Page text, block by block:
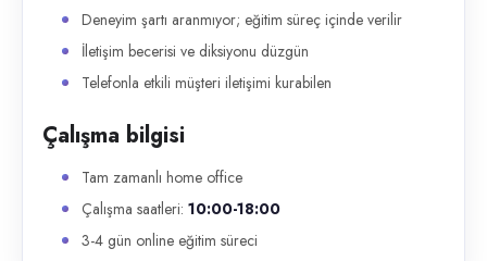
Deneyim şartı aranmıyor; eğitim süreç içinde verilir
İletişim becerisi ve diksiyonu düzgün
Telefonla etkili müşteri iletişimi kurabilen
Çalışma bilgisi
Tam zamanlı home office
Çalışma saatleri: 10:00-18:00
3-4 gün online eğitim süreci